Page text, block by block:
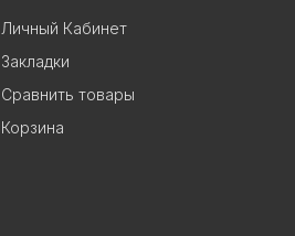
Личный Кабинет
Закладки
Сравнить товары
Корзина